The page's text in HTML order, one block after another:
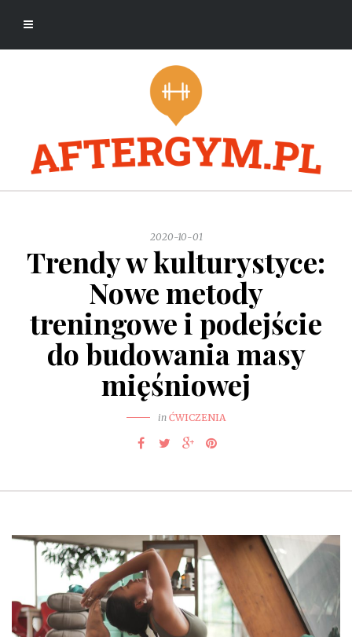
2020-10-01
Trendy w kulturystyce:
Nowe metody
treningowe i podejście
do budowania masy
mięśniowej
in ĆWICZENIA